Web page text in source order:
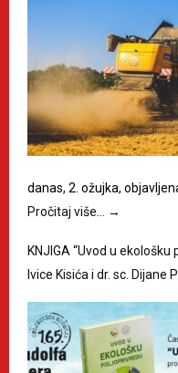
danas, 2. ožujka,
Pročitaj više…
→
KNJIGA “Uvod u
Ivice Kisića i dr. sc. Dijane